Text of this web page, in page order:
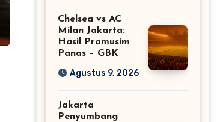
Perempuan
Chelsea vs AC
Milan Jakarta:
Hasil Pramusim
Panas – GBK
Agustus 9, 2026
Jakarta
Penyumbang